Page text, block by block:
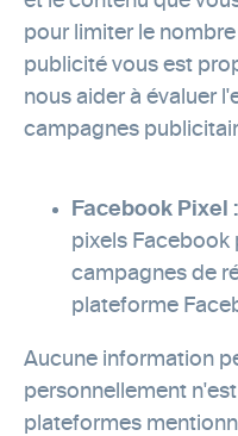
pour limiter le
publicité vous est
nous aider à évaluer
campagnes
Facebook Pixel :
pixels Facebook
campagnes de
plateforme
Aucune information
personnellement
plateformes